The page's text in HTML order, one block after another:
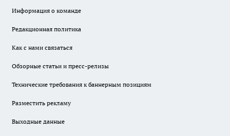
Информация о команде
Редакционная политика
Как с нами связаться
Обзорные статьи и пресс-релизы
Технические требования к баннерным позициям
Разместить рекламу
Выходные данные